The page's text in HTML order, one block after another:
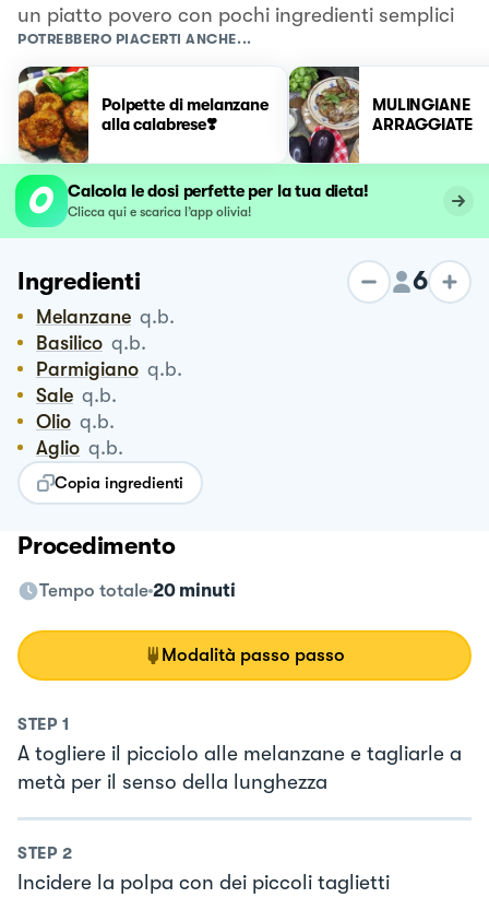
un piatto povero con pochi ingredienti semplici
POTREBBERO PIACERTI ANCHE...
Polpette di melanzane
alla calabrese❣️
MULINGIANE
ARRAGGIATE
Calcola le dosi perfette per la tua dieta!
Clicca qui e scarica l’app olivia!
Ingredienti 6
Melanzane q.b.
Basilico q.b.
Parmigiano q.b.
Sale q.b.
Olio q.b.
Aglio q.b.
Copia ingredienti
Procedimento
Tempo totale 20 minuti
Modalità passo passo
STEP 1
A togliere il picciolo alle melanzane e tagliarle a
metà per il senso della lunghezza
STEP 2
Incidere la polpa con dei piccoli taglietti